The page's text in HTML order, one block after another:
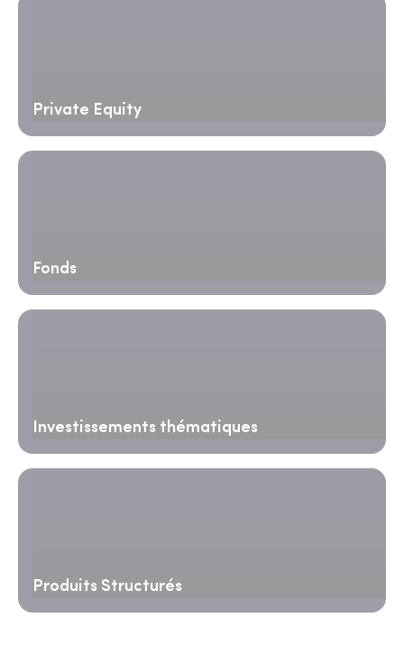
Private Equity
Fonds
Investissements thématiques
Produits Structurés